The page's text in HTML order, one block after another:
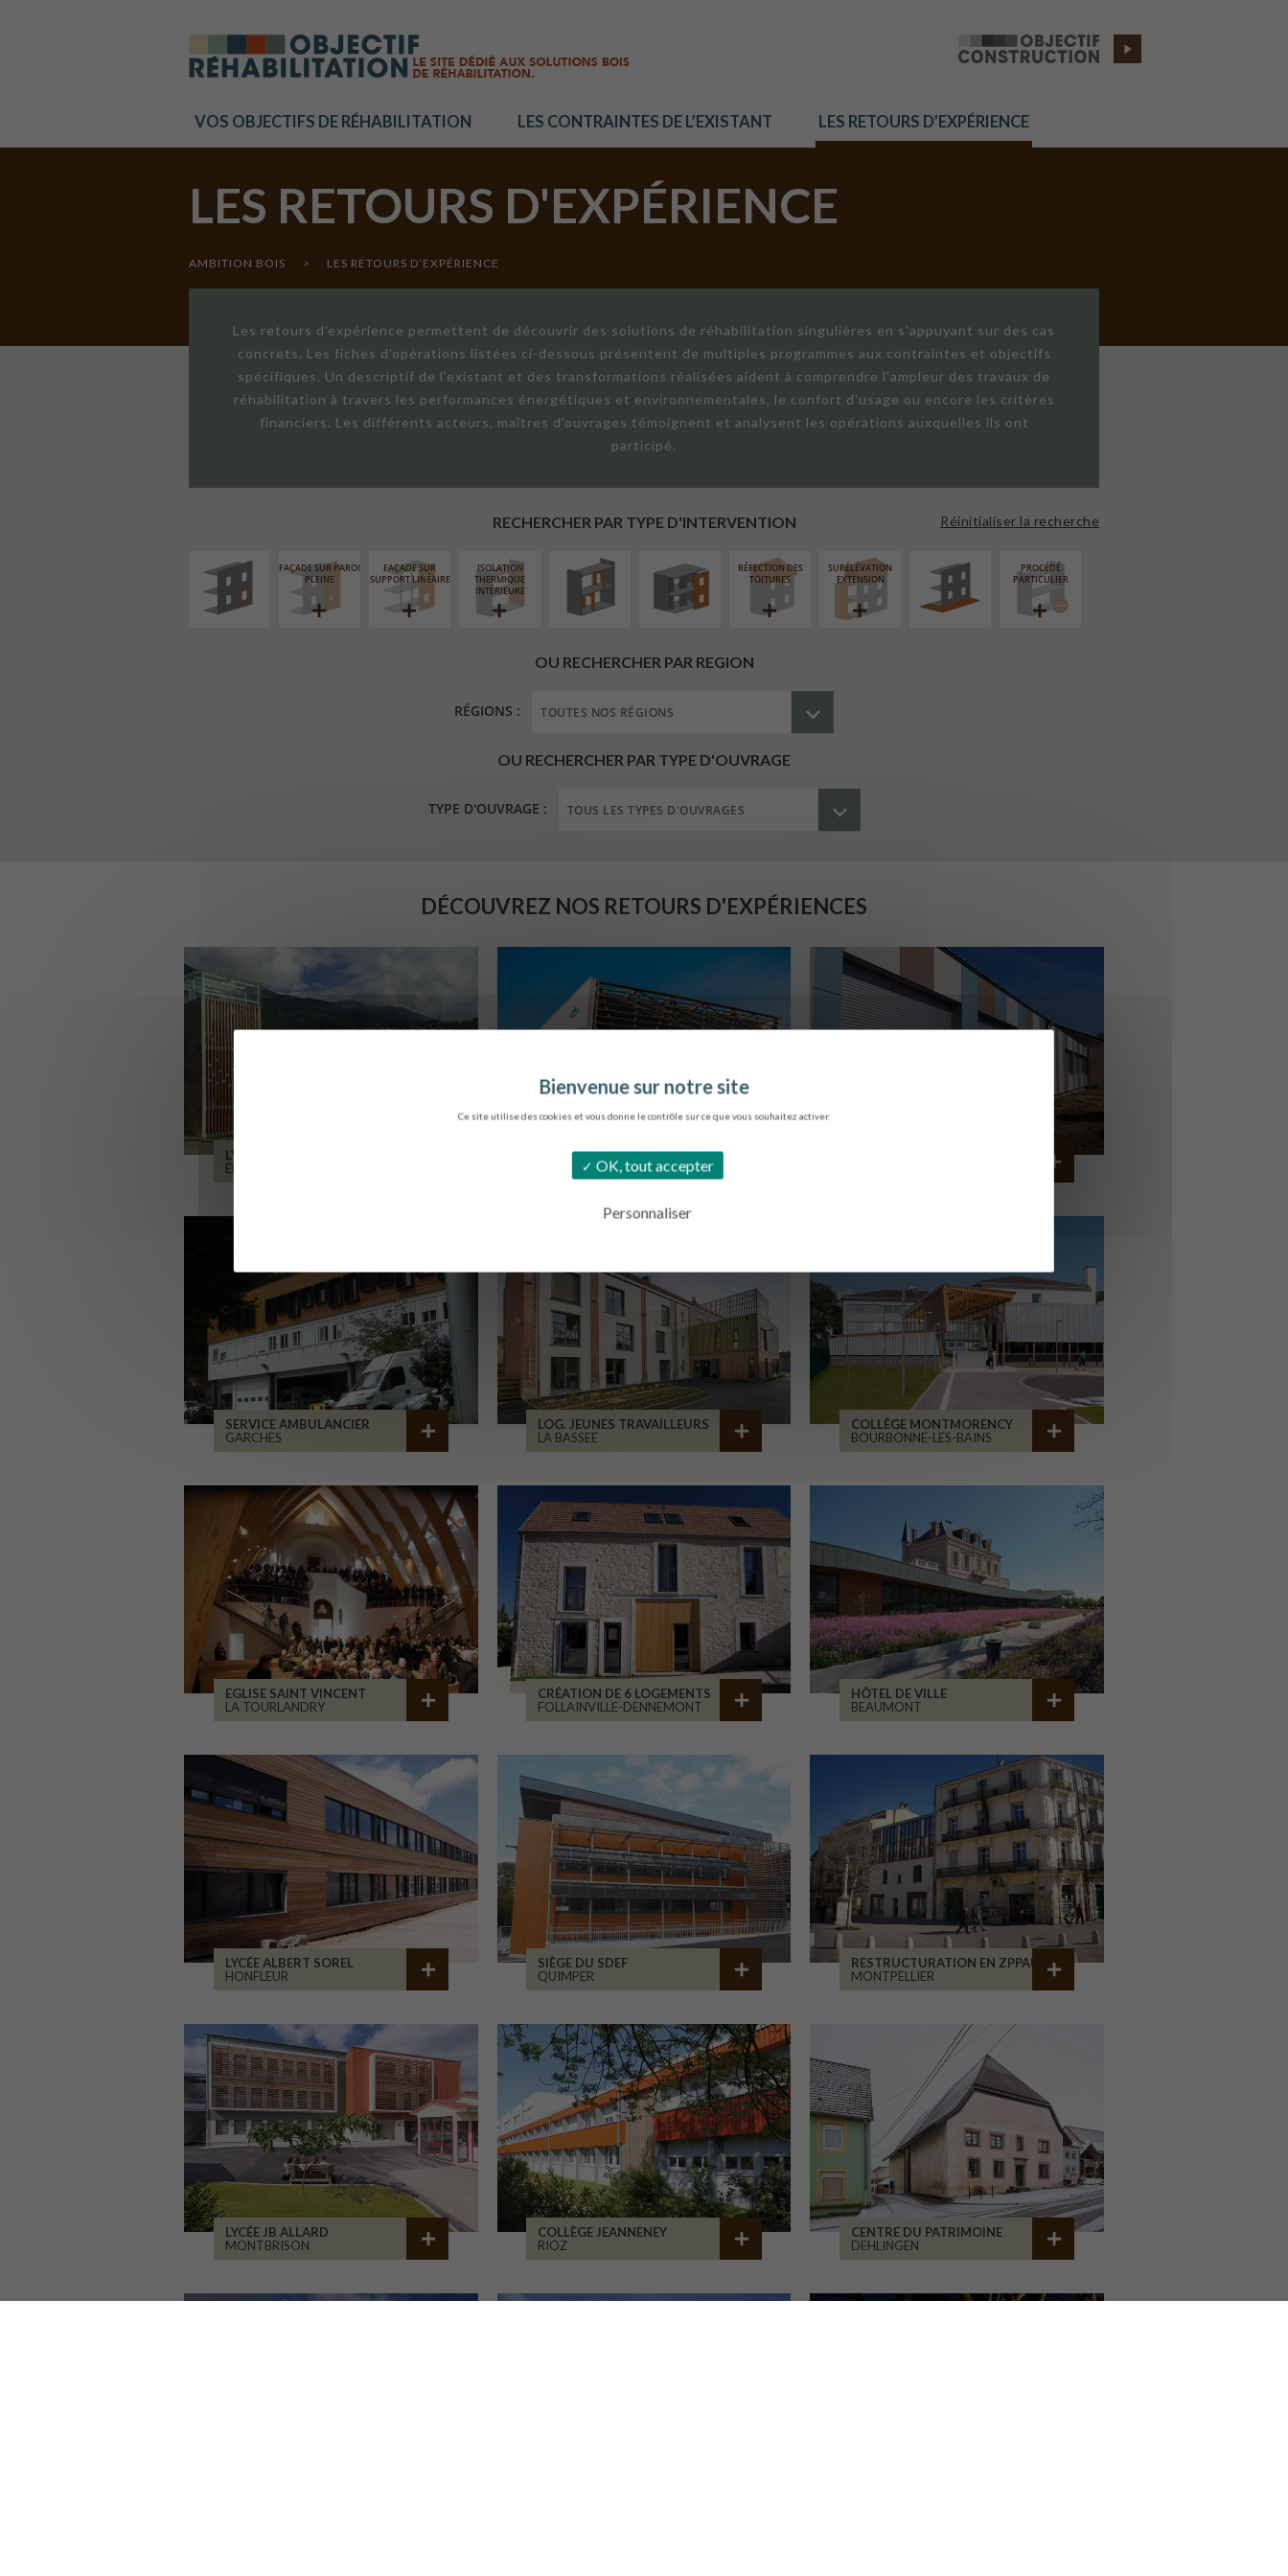
Ce site utilise des cookies et vous donne le contrôle sur ce que vous souhaitez activer.
OK, tout accepter
Personnaliser
VOS OBJECTIFS DE RÉHABILITATION LES CONTRAINTES DE L’EXISTANT LES RETOURS D’EXPÉRIENCE
LES RETOURS D'EXPÉRIENCE
AMBITION BOIS > LES RETOURS D’EXPÉRIENCE
Les retours d'expérience permettent de découvrir des solutions de réhabilitation singulières en s'appuyant sur des cas
concrets. Les fiches d'opérations listées ci-dessous présentent de multiples programmes aux contraintes et objectifs
spécifiques. Un descriptif de l'existant et des transformations réalisées aident à comprendre l'ampleur des travaux de
réhabilitation à travers les performances énergétiques et environnementales, le confort d'usage ou encore les critères
financiers. Les différents acteurs, maîtres d'ouvrages témoignent et analysent les opérations auxquelles ils ont
participé.
RECHERCHER PAR TYPE D'INTERVENTION Réinitialiser la recherche
ISOLATION
FAÇADE SUR PAROI
PLEINE
FAÇADE SUR
SUPPORT LINÉAIRE
ISOLATION
THERMIQUE
INTÉRIEURE
RÉFECTION DES
TOITURES
SURÉLÉVATION
EXTENSION
PROCÉDÉ
PARTICULIER
OU RECHERCHER PAR REGION
RÉGIONS :
OU RECHERCHER PAR TYPE D'OUVRAGE
TYPE D'OUVRAGE :
DÉCOUVREZ NOS RETOURS D'EXPÉRIENCES
LYCÉE ALPES ET DURANCE
EMBRUN
SIÈGE DE L’ONF
SERVICE AMBULANCIER
GARCHES
LOG. JEUNES TRAVAILLEURS
LA BASSEE
COLLÈGE MONTMORENCY
BOURBONNE-LES-BAINS
EGLISE SAINT VINCENT
LA TOURLANDRY
CRÉATION DE 6 LOGEMENTS
FOLLAINVILLE-DENNEMONT
HÔTEL DE VILLE
BEAUMONT
LYCÉE ALBERT SOREL
HONFLEUR
SIÈGE DU SDEF
QUIMPER
RESTRUCTURATION EN ZPPAUP
MONTPELLIER
LYCÉE JB ALLARD
MONTBRISON
COLLÈGE JEANNENEY
RIOZ
CENTRE DU PATRIMOINE
DEHLINGEN